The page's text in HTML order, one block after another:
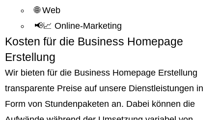
🌐 Web
📢📈 Online-Marketing
Kosten für die Business Homepage
Erstellung
Wir bieten für die Business Homepage Erstellung
transparente Preise auf unsere Dienstleistungen in
Form von Stundenpaketen an. Dabei können die